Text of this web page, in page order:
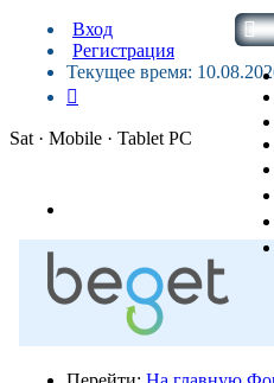
Вход
Регистрация
Текущее время:
Sat · Mobile · Tablet PC